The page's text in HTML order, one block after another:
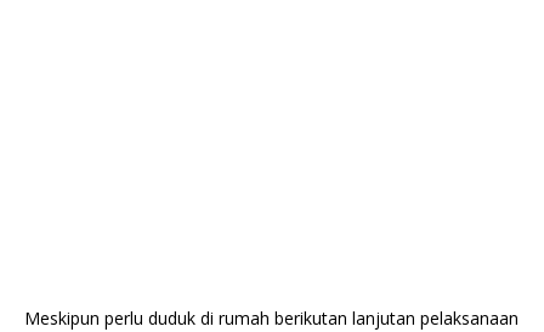
Meskipun perlu duduk di rumah berikutan lanjutan pelaksanaan